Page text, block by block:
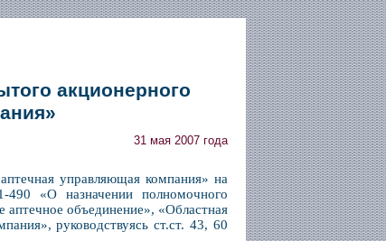
акционерного
31 мая 2007 года
управляющая компания» на
«О назначении полномочного
аптечное объединение», «Областная
руководствуясь ст.ст. 43, 60